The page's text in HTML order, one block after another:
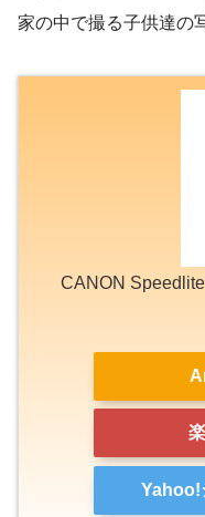
家の中で撮る子供達の
CANON
Yahoo!